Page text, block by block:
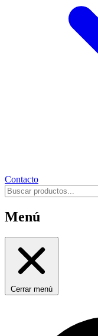
Contacto
Menú
Cerrar menú